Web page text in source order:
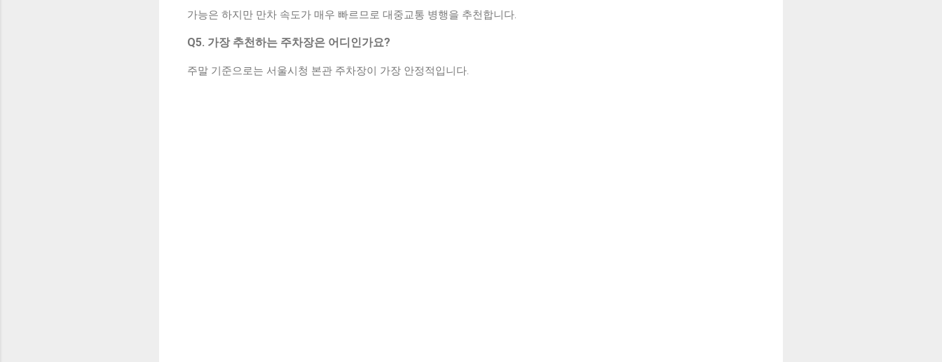
가능은 하지만 만차 속도가 매우 빠르므로 대중교통 병행을 추천합니다.
Q5. 가장 추천하는 주차장은 어디인가요?
주말 기준으로는 서울시청 본관 주차장이 가장 안정적입니다.